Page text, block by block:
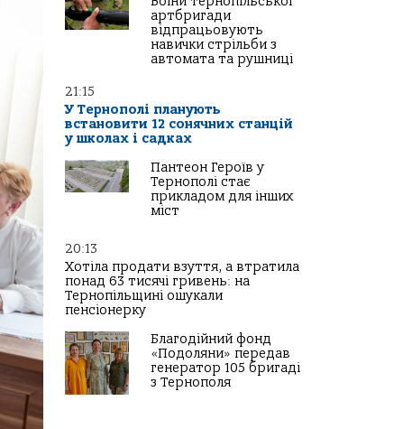
артбригади
відпрацьовують
навички стрільби з
автомата та рушниці
21:15
У Тернополі планують
встановити 12 сонячних станцій
у школах і садках
Пантеон Героїв у
Тернополі стає
прикладом для інших
міст
20:13
Хотіла продати взуття, а втратила
понад 63 тисячі гривень: на
Тернопільщині ошукали
пенсіонерку
Благодійний фонд
«Подоляни» передав
генератор 105 бригаді
з Тернополя